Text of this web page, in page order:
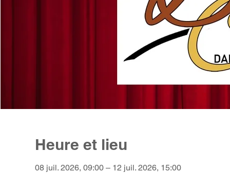
Heure et lieu
08 juil. 2026, 09:00 – 12 juil. 2026, 15:00